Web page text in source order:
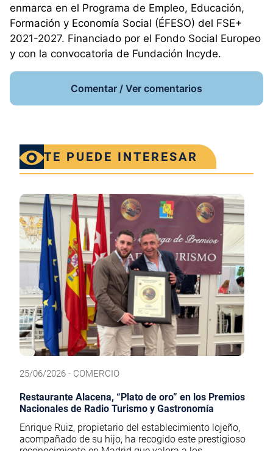
enmarca en el Programa de Empleo, Educación,
Formación y Economía Social (ÉFESO) del FSE+
2021-2027. Financiado por el Fondo Social Europeo
y con la convocatoria de Fundación Incyde.
Comentar / Ver comentarios
TE PUEDE INTERESAR
25/06/2026 - COMERCIO
Restaurante Alacena, “Plato de oro” en los Premios
Nacionales de Radio Turismo y Gastronomía
Enrique Ruiz, propietario del establecimiento lojeño,
acompañado de su hijo, ha recogido este prestigioso